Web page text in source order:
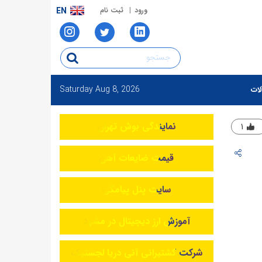
ورود ثبت نام EN
SaturdayAug 8, 2026
۱ نمایندگی بوش تهران
قیمت ضایعات آهن
سایت پنل پیامکی
آموزش ارز دیجیتال در مشهد
شرکت کشتیرانی آنی دریا لجستیک